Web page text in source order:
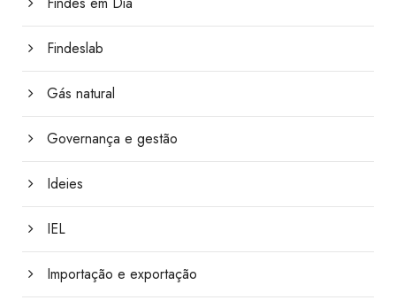
Findeslab
Gás natural
Governança e gestão
Ideies
IEL
Importação e exportação